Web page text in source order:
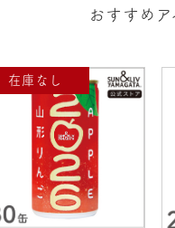
おすすめア